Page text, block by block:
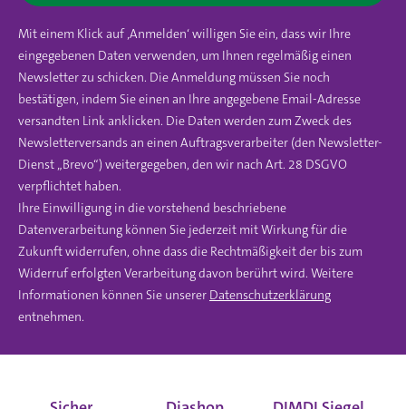
Mit einem Klick auf ‚Anmelden‘ willigen Sie ein, dass wir Ihre
eingegebenen Daten verwenden, um Ihnen regelmäßig einen
Newsletter zu schicken. Die Anmeldung müssen Sie noch
bestätigen, indem Sie einen an Ihre angegebene Email-Adresse
versandten Link anklicken. Die Daten werden zum Zweck des
Newsletterversands an einen Auftragsverarbeiter (den Newsletter-
Dienst „Brevo“) weitergegeben, den wir nach Art. 28 DSGVO
verpflichtet haben.
Ihre Einwilligung in die vorstehend beschriebene
Datenverarbeitung können Sie jederzeit mit Wirkung für die
Zukunft widerrufen, ohne dass die Rechtmäßigkeit der bis zum
Widerruf erfolgten Verarbeitung davon berührt wird. Weitere
Informationen können Sie unserer Datenschutzerklärung
entnehmen.